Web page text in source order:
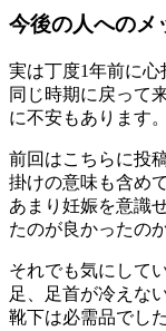
今後の人へのメ
実は丁度1年前に
同じ時期に戻って
に不安もあります。
前回はこちらに投
掛けの意味も含め
あまり妊娠を意識
たのが良かったの
それでも気にして
足、足首が冷えな
靴下は必需品でした